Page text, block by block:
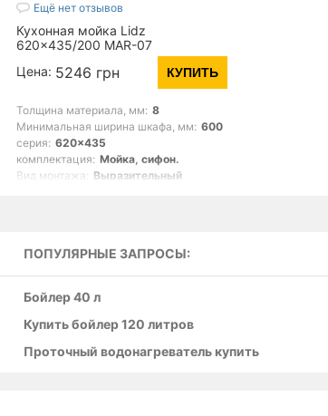
Ещё нет отзывов
Кухонная мойка Lidz
620x435/200 MAR-07
(LIDZMAR07620435200) (14761)
Цена: 5246 грн КУПИТЬ
Толщина материала, мм: 8
Минимальная ширина шкафа, мм: 600
серия: 620x435
комплектация: Мойка, сифон.
Вид монтажа: Выразительный
ПОПУЛЯРНЫЕ ЗАПРОСЫ:
Бойлер 40 л
Купить бойлер 120 литров
Проточный водонагреватель купить